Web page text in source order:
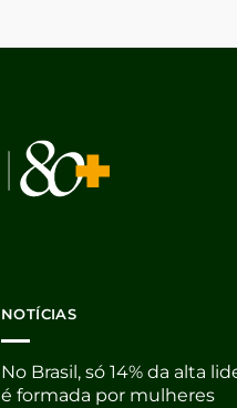
NOTÍCIAS
No Brasil, só 14% da alta
é formada por mulheres